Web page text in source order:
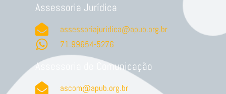
Assessoria Jurídica
assessoriajuridica@apub.org.br
71.99654-5276
Assessoria de Comunicação
ascom@apub.org.br